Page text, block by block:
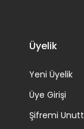
Üyelik
Yeni Üyelik
Üye Girişi
Şifremi